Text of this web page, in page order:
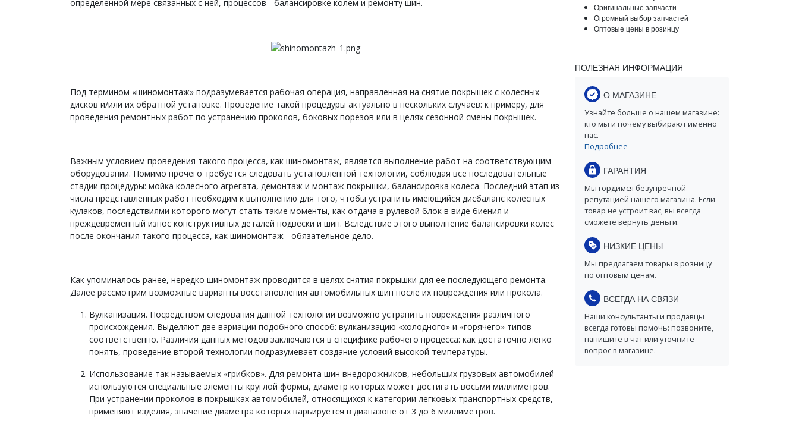
определенной мере связанных с ней, процессов - балансировке колем и ремонту шин.
Под термином «шиномонтаж» подразумевается рабочая операция, направленная на снятие покрышек с колесных
дисков и/или их обратной установке. Проведение такой процедуры актуально в нескольких случаев: к примеру, для
проведения ремонтных работ по устранению проколов, боковых порезов или в целях сезонной смены покрышек.
Важным условием проведения такого процесса, как шиномонтаж, является выполнение работ на соответствующим
оборудовании. Помимо прочего требуется следовать установленной технологии, соблюдая все последовательные
стадии процедуры: мойка колесного агрегата, демонтаж и монтаж покрышки, балансировка колеса. Последний этап из
числа представленных работ необходим к выполнению для того, чтобы устранить имеющийся дисбаланс колесных
кулаков, последствиями которого могут стать такие моменты, как отдача в рулевой блок в виде биения и
преждевременный износ конструктивных деталей подвески и шин. Вследствие этого выполнение балансировки колес
после окончания такого процесса, как шиномонтаж - обязательное дело.
Как упоминалось ранее, нередко шиномонтаж проводится в целях снятия покрышки для ее последующего ремонта.
Далее рассмотрим возможные варианты восстановления автомобильных шин после их повреждения или прокола.
Вулканизация. Посредством следования данной технологии возможно устранить повреждения различного
происхождения. Выделяют две вариации подобного способ: вулканизацию «холодного» и «горячего» типов
соответственно. Различия данных методов заключаются в специфике рабочего процесса: как достаточно легко
понять, проведение второй технологии подразумевает создание условий высокой температуры.
Использование так называемых «грибков». Для ремонта шин внедорожников, небольших грузовых автомобилей
используются специальные элементы круглой формы, диаметр которых может достигать восьми миллиметров.
При устранении проколов в покрышках автомобилей, относящихся к категории легковых транспортных средств,
применяют изделия, значение диаметра которых варьируется в диапазоне от 3 до 6 миллиметров.
Оригинальные запчасти
Огромный выбор запчастей
Оптовые цены в розинцу
ПОЛЕЗНАЯ ИНФОРМАЦИЯ
О МАГАЗИНЕ
Узнайте больше о нашем магазине:
кто мы и почему выбирают именно
нас.
Подробнее
ГАРАНТИЯ
Мы гордимся безупречной
репутацией нашего магазина. Если
товар не устроит вас, вы всегда
сможете вернуть деньги.
НИЗКИЕ ЦЕНЫ
Мы предлагаем товары в розницу
по оптовым ценам.
ВСЕГДА НА СВЯЗИ
Наши консультанты и продавцы
всегда готовы помочь: позвоните,
напишите в чат или уточните
вопрос в магазине.